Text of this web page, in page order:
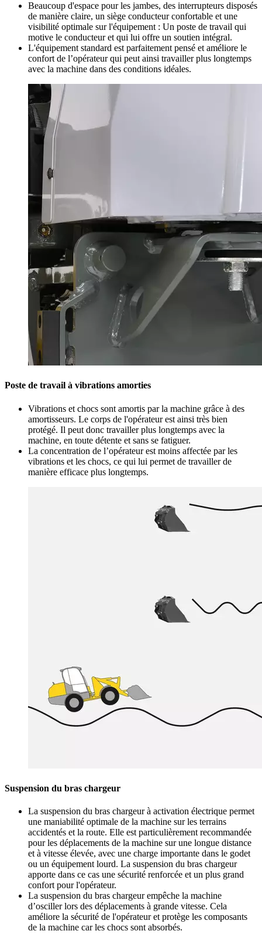
Beaucoup d'espace pour les jambes, des interrupteurs disposés
de manière claire, un siège conducteur confortable et une
visibilité optimale sur l'équipement : Un poste de travail qui
motive le conducteur et qui lui offre un soutien intégral.
L'équipement standard est parfaitement pensé et améliore le
confort de l’opérateur qui peut ainsi travailler plus longtemps
avec la machine dans des conditions idéales.
Poste de travail à vibrations amorties
Vibrations et chocs sont amortis par la machine grâce à des
amortisseurs. Le corps de l'opérateur est ainsi très bien
protégé. Il peut donc travailler plus longtemps avec la
machine, en toute détente et sans se fatiguer.
La concentration de l’opérateur est moins affectée par les
vibrations et les chocs, ce qui lui permet de travailler de
manière efficace plus longtemps.
Suspension du bras chargeur
La suspension du bras chargeur à activation électrique permet
une maniabilité optimale de la machine sur les terrains
accidentés et la route. Elle est particulièrement recommandée
pour les déplacements de la machine sur une longue distance
et à vitesse élevée, avec une charge importante dans le godet
ou un équipement lourd. La suspension du bras chargeur
apporte dans ce cas une sécurité renforcée et un plus grand
confort pour l'opérateur.
La suspension du bras chargeur empêche la machine
d’osciller lors des déplacements à grande vitesse. Cela
améliore la sécurité de l'opérateur et protège les composants
de la machine car les chocs sont absorbés.